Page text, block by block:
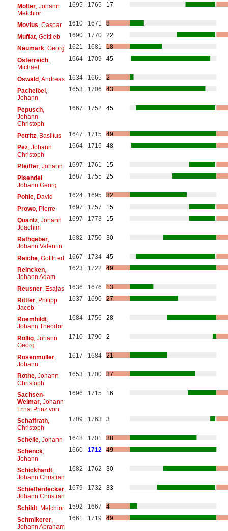
Molter, Johann
Melchior
1695 1765 17
Movius , Caspar 1610 1671
8
Muffat, Gottlieb 1690 1770
22
Neumark, Georg 1621 1681
18
Österreich,
Michael
1664 1709 45
Oswald, Andreas 1634 1665
2
Pachelbel,
Johann
1653 1706 43
Pepusch,
Johann
Christoph
1667 1752 45
Petritz, Basilius 1647 1715
49
Pez, Johann
Christoph
1664 1716 48
Pfeiffer, Johann 1697 1761
15
Pisendel,
Johann Georg
1687 1755 25
Pohle, David 1624 1695
32
Prowo, Pierre 1697 1757
15
Quantz, Johann
Joachim
1697 1773 15
Rathgeber,
Johann Valentin
1682 1750 30
Reiche, Gottfried 1667 1734
45
Reincken,
Johann Adam
1623 1722 49
Reusner, Esajas 1636 1676
13
Rittler, Philipp
Jacob
1637 1690 27
Roemhildt,
Johann Theodor
1684 1756 28
Röllig, Johann
Georg
1710 1790 2
Rosenmüller,
Johann
1617 1684 21
Rothe, Johann
Christoph
1653 1700 37
Sachsen-
Weimar, Johann
Ernst Prinz von
1696 1715 16
Schaffrath,
Christoph
1709 1763 3
Schelle, Johann 1648 1701
38
Schenck,
Johann
1660 1712 49
Schickhardt,
Johann Christian
1682 1762 30
Schiefferdecker,
Johann Christian
1679 1732 33
Schildt, Melchior 1592 1667
4
Schmikerer,
Johann Abraham
1661 1719 49